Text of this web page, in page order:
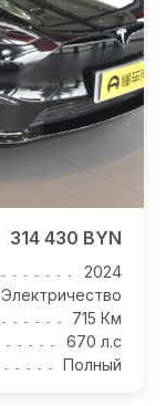
314 430 BYN
2024
Электричество
715 Км
670 л.с
Полный